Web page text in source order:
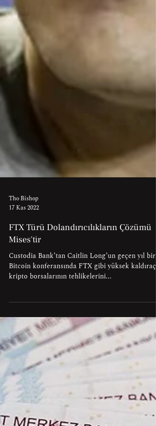
Tho Bishop
17 Kas 2022
FTX Türü Dolandırıcılıkların Çözümü
Mises'tir
Custodia Bank’tan Caitlin Long’un geçen yıl bir
Bitcoin konferansında FTX gibi yüksek kaldıraçlı
kripto borsalarının tehlikelerini...